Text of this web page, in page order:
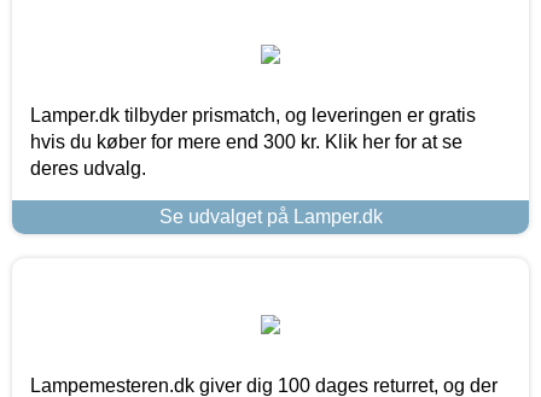
Lamper.dk tilbyder prismatch, og leveringen er gratis
hvis du køber for mere end 300 kr. Klik her for at se
deres udvalg.
Se udvalget på Lamper.dk
Lampemesteren.dk giver dig 100 dages returret, og der